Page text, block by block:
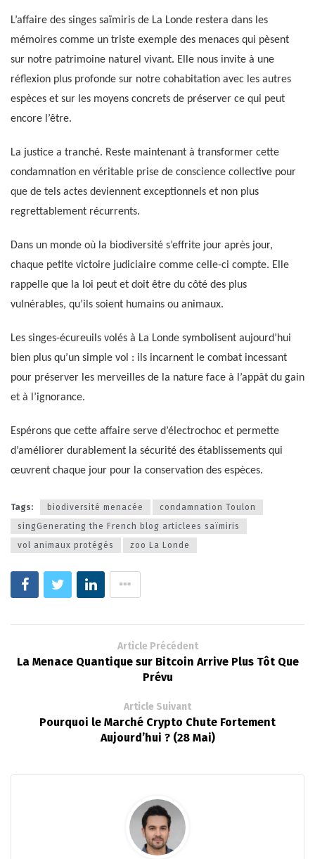
L’affaire des singes saïmiris de La Londe restera dans les
mémoires comme un triste exemple des menaces qui pèsent
sur notre patrimoine naturel vivant. Elle nous invite à une
réflexion plus profonde sur notre cohabitation avec les autres
espèces et sur les moyens concrets de préserver ce qui peut
encore l’être.
La justice a tranché. Reste maintenant à transformer cette
condamnation en véritable prise de conscience collective pour
que de tels actes deviennent exceptionnels et non plus
regrettablement récurrents.
Dans un monde où la biodiversité s’effrite jour après jour,
chaque petite victoire judiciaire comme celle-ci compte. Elle
rappelle que la loi peut et doit être du côté des plus
vulnérables, qu’ils soient humains ou animaux.
Les singes-écureuils volés à La Londe symbolisent aujourd’hui
bien plus qu’un simple vol : ils incarnent le combat incessant
pour préserver les merveilles de la nature face à l’appât du gain
et à l’ignorance.
Espérons que cette affaire serve d’électrochoc et permette
d’améliorer durablement la sécurité des établissements qui
œuvrent chaque jour pour la conservation des espèces.
Tags: biodiversité menacée
condamnation Toulon
singGenerating the French blog articlees saïmiris
vol animaux protégés
zoo La Londe
Article Précédent
La Menace Quantique sur Bitcoin Arrive Plus Tôt Que
Prévu
Article Suivant
Pourquoi le Marché Crypto Chute Fortement
Aujourd’hui ? (28 Mai)